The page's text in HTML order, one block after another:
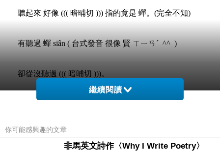
聽起來 好像 ((( 暗晡切 ))) 指的竟是 蟬。(完全不知)
有聽過 蟬 siân ( 台式發音 很像 賢 ㄒㄧㄢˊ ^^ )
卻從沒聽過 ((( 暗晡切 )))。
查字典後，才知 它的台語漢字，還不太好寫...
繼續閱讀
你可能感興趣的文章
非馬英文詩作〈Why I Write Poetry〉